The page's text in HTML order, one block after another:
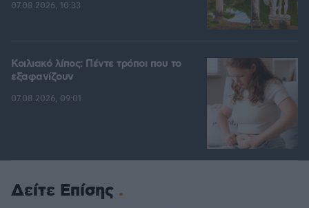
07.08.2026, 10:33
Κοιλιακό λίπος: Πέντε τρόποι που το
εξαφανίζουν
07.08.2026, 09:01
Δείτε Επίσης